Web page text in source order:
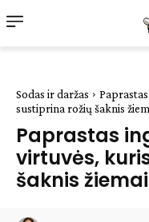
Sodas ir daržas
sustiprina rožių šaknis
Paprastas
virtuvės,
šaknis žiemai